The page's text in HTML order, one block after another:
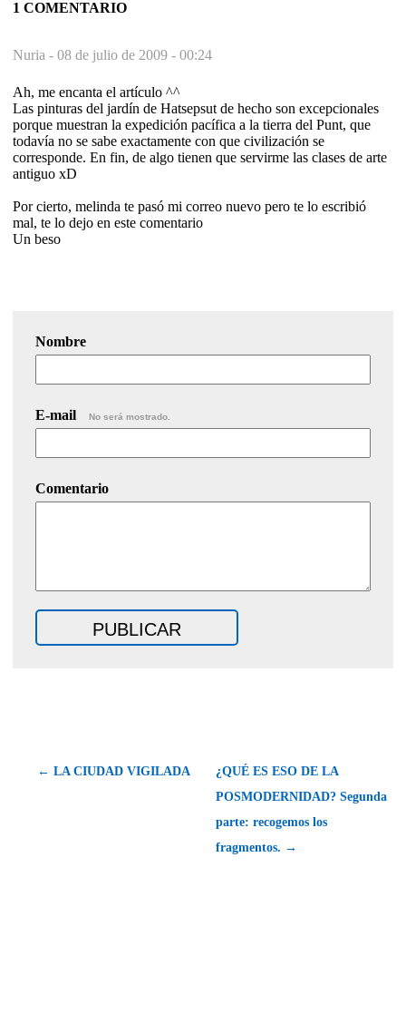
1 COMENTARIO
Nuria - 08 de julio de 2009 - 00:24
Ah, me encanta el artículo ^^
Las pinturas del jardín de Hatsepsut de hecho son excepcionales
porque muestran la expedición pacífica a la tierra del Punt, que
todavía no se sabe exactamente con que civilización se
corresponde. En fin, de algo tienen que servirme las clases de arte
antiguo xD
Por cierto, melinda te pasó mi correo nuevo pero te lo escribió
mal, te lo dejo en este comentario
Un beso
Nombre
E-mail No será mostrado.
Comentario
← LA CIUDAD VIGILADA
¿QUÉ ES ESO DE LA
POSMODERNIDAD? Segunda
parte: recogemos los
fragmentos. →